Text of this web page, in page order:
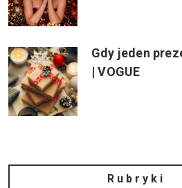
Gdy jeden
| VOGUE
Rubryki